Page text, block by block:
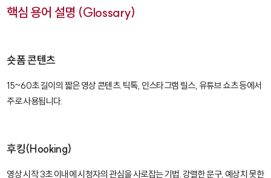
핵심 용어 설명 (Glossary)
숏폼 콘텐츠
15~60초 길이의 짧은 영상 콘텐츠. 틱톡, 인스타그램 릴스, 유튜브 쇼츠 등에서
주로 사용됩니다.
후킹(Hooking)
영상 시작 3초 이내에 시청자의 관심을 사로잡는 기법. 강렬한 문구, 예상치 못한